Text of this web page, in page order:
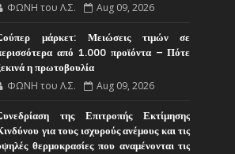
ΦΩΝΗ του Λ.Σ. Aug 09, 2026
μάρκετ: Μειώσεις τιμών σε
από 1.000 προϊόντα – Πότε
η πρωτοβουλία
ΦΩΝΗ του Λ.Σ. Aug 09, 2026
της Επιτροπής Εκτίμησης
για τους ισχυρούς ανέμους και τις
θερμοκρασίες που αναμένονται τις